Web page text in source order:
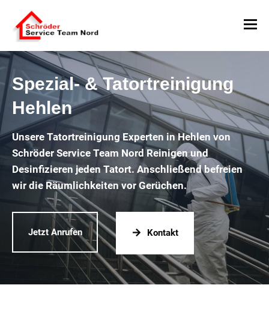
Spezial- & Tatortreinigung
Hehlen
Unsere Tatortreinigung Experten in Hehlen von
Schröder Service Team Nord Reinigen und
Desinfizieren jeden Tatort. Anschließend befreien
wir die Räumlichkeiten vor Gerüchen.
Jetzt Anrufen Kontakt